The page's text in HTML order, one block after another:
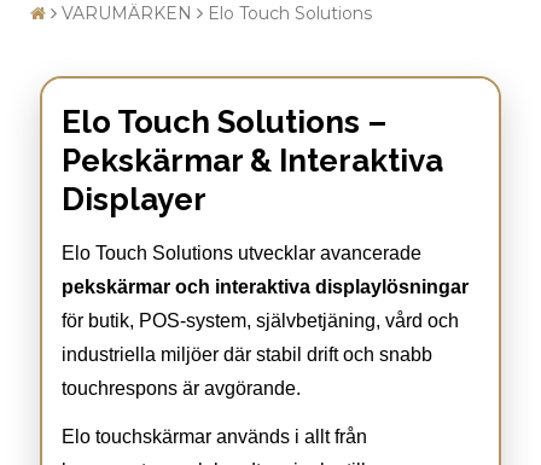
VARUMÄRKEN Elo Touch Solutions
Elo Touch Solutions –
Pekskärmar & Interaktiva
Displayer
Elo Touch Solutions utvecklar avancerade
pekskärmar och interaktiva displaylösningar
för butik, POS-system, självbetjäning, vård och
industriella miljöer där stabil drift och snabb
touchrespons är avgörande.
Elo touchskärmar används i allt från